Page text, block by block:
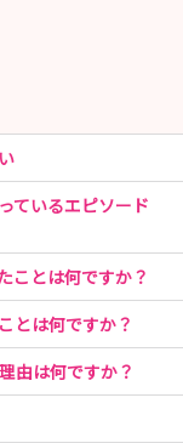
ているエピソード
ことは何ですか？
とは何ですか？
由は何ですか？